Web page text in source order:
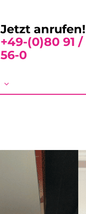
Jetzt anrufen!
+49-(0)80 91 /
56-0